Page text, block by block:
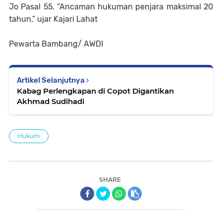
Jo Pasal 55. “Ancaman hukuman penjara maksimal 20
tahun,” ujar Kajari Lahat
Pewarta Bambang/ AWDI
Artikel Selanjutnya
Kabag Perlengkapan di Copot Digantikan
Akhmad Sudihadi
Hukum
SHARE